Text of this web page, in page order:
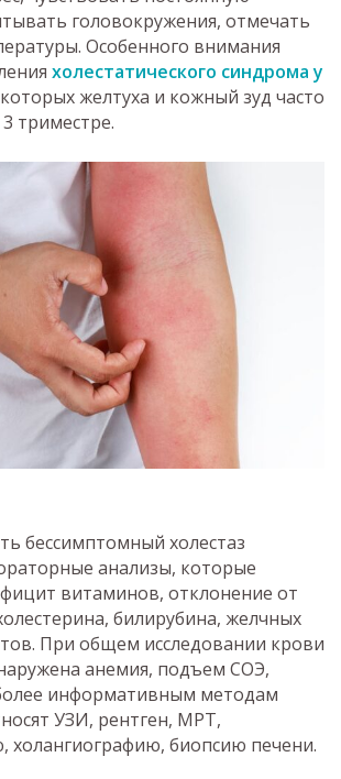
головокружения, отмечать
Особенного внимания
холестатического синдрома у
которых желтуха и кожный зуд часто
триместре.
бессимптомный холестаз
анализы, которые
витаминов, отклонение от
билирубина, желчных
При общем исследовании крови
анемия, подъем СОЭ,
информативным методам
УЗИ, рентген, МРТ,
холангиографию, биопсию печени.